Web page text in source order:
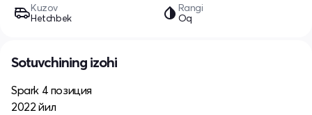
Kuzov
Hetchbek
Rangi
Oq
Sotuvchining izohi
Spark 4 позиция
2022 йил